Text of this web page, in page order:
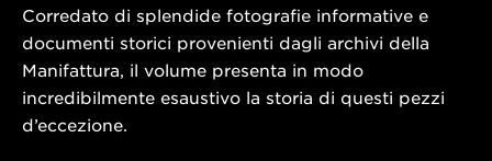
Corredato di splendide fotografie informative e
documenti storici provenienti dagli archivi della
Manifattura, il volume presenta in modo
incredibilmente esaustivo la storia di questi pezzi
d’eccezione.